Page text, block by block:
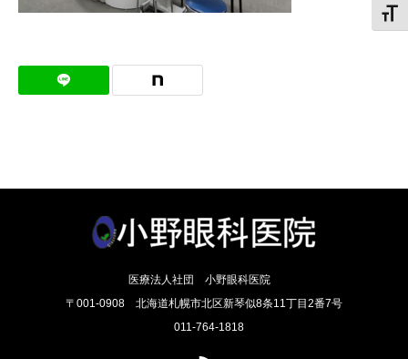
文字
医療法人社団 小野眼科医院
〒001-0908 北海道札幌市北区新琴似8条11丁目2番7号
011-764-1818